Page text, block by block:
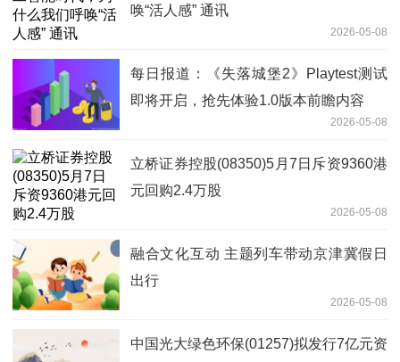
唤“活人感” 通讯
2026-05-08
每日报道：《失落城堡2》Playtest测试
即将开启，抢先体验1.0版本前瞻内容
2026-05-08
立桥证券控股(08350)5月7日斥资9360港
元回购2.4万股
2026-05-08
融合文化互动 主题列车带动京津冀假日
出行
2026-05-08
中国光大绿色环保(01257)拟发行7亿元资